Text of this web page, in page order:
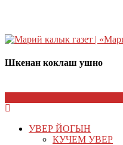
Шкенан коклаш ушно
УВЕР ЙОГЫН
КУЧЕМ УВЕР